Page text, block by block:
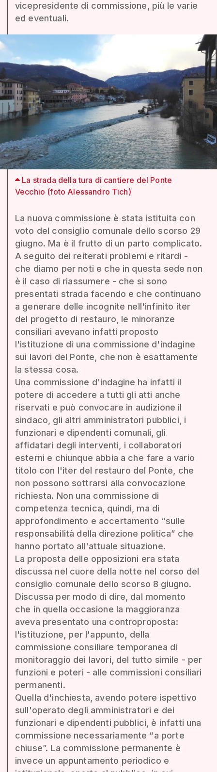
vicepresidente di commissione, più le varie
ed eventuali.
La strada della tura di cantiere del Ponte
Vecchio (foto Alessandro Tich)
La nuova commissione è stata istituita con
voto del consiglio comunale dello scorso 29
giugno. Ma è il frutto di un parto complicato.
A seguito dei reiterati problemi e ritardi -
che diamo per noti e che in questa sede non
è il caso di riassumere - che si sono
presentati strada facendo e che continuano
a generare delle incognite nell'infinito iter
del progetto di restauro, le minoranze
consiliari avevano infatti proposto
l'istituzione di una commissione d'indagine
sui lavori del Ponte, che non è esattamente
la stessa cosa.
Una commissione d'indagine ha infatti il
potere di accedere a tutti gli atti anche
riservati e può convocare in audizione il
sindaco, gli altri amministratori pubblici, i
funzionari e dipendenti comunali, gli
affidatari degli interventi, i collaboratori
esterni e chiunque abbia a che fare a vario
titolo con l'iter del restauro del Ponte, che
non possono sottrarsi alla convocazione
richiesta. Non una commissione di
competenza tecnica, quindi, ma di
approfondimento e accertamento “sulle
responsabilità della direzione politica” che
hanno portato all'attuale situazione.
La proposta delle opposizioni era stata
discussa nel cuore della notte nel corso del
consiglio comunale dello scorso 8 giugno.
Discussa per modo di dire, dal momento
che in quella occasione la maggioranza
aveva presentato una controproposta:
l'istituzione, per l'appunto, della
commissione consiliare temporanea di
monitoraggio dei lavori, del tutto simile - per
funzioni e poteri - alle commissioni consiliari
permanenti.
Quella d'inchiesta, avendo potere ispettivo
sull'operato degli amministratori e dei
funzionari e dipendenti pubblici, è infatti una
commissione necessariamente “a porte
chiuse”. La commissione permanente è
invece un appuntamento periodico e